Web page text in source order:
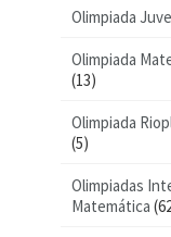
Olimpiada
Olimpiada
(13)
Olimpiada
(5)
Olimpiadas
Matemática